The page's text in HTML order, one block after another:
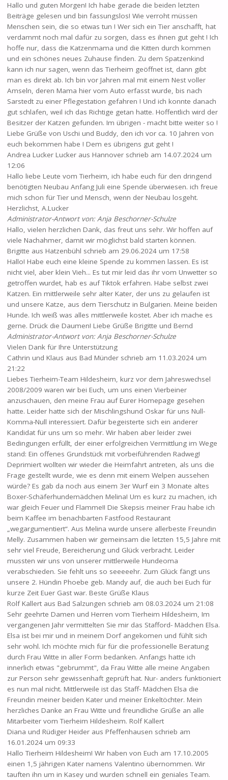
Hallo und guten Morgen! Ich habe gerade die beiden letzten
Beiträge gelesen und bin fassungslos! Wie verroht müssen
Menschen sein, die so etwas tun ! Wer sich ein Tier anschafft, hat
verdammt noch mal dafür zu sorgen, dass es ihnen gut geht ! Ich
hoffe nur, dass die Katzenmama und die Kitten durch kommen
und ein schönes neues Zuhause finden. Zu dem Spatzenkind
kann ich nur sagen, wenn das Tierheim geöffnet ist, dann gibt
man es direkt ab. Ich bin vor Jahren mal mit einem Nest voller
Amseln, deren Mama hier vom Auto erfasst wurde, bis nach
Sarstedt zu einer Pflegestation gefahren ! Und ich konnte danach
gut schlafen, weil ich das Richtige getan hatte. Hoffentlich wird der
Besitzer der Katzen gefunden. Im übrigen - macht bitte weiter so !
Liebe Grüße von Uschi und Buddy, den ich vor ca. 10 Jahren von
euch bekommen habe ! Dem es übrigens gut geht !
Andrea Lucker Lucker aus Hannover schrieb am 14.07.2024 um
12:06
Hallo liebe Leute vom Tierheim, ich habe euch für den dringend
benötigten Neubau Anfang Juli eine Spende überwiesen. ich freue
mich schon für Tier und Mensch, wenn der Neubau losgeht.
Herzlichst, A.Lucker
Administrator-Antwort von: Anja Beschorner-Schulze
Hallo, vielen herzlichen Dank, das freut uns sehr. Wir hoffen auf
viele Nachahmer, damit wir möglichst bald starten können.
Brigitte aus Hatzenbühl schrieb am 29.06.2024 um 17:58
Hallo! Habe euch eine kleine Spende zu kommen lassen. Es ist
nicht viel, aber klein Vieh... Es tut mir leid das ihr vom Unwetter so
getroffen wurdet, hab es auf Tiktok erfahren. Habe selbst zwei
Katzen. Ein mittlerweile sehr alter Kater, der uns zu gelaufen ist
und unsere Katze, aus dem Tierschutz in Bulgarien. Meine beiden
Hunde. Ich weiß was alles mittlerweile kostet. Aber ich mache es
gerne. Drück die Daumen! Liebe Grüße Brigitte und Bernd
Administrator-Antwort von: Anja Beschorner-Schulze
Vielen Dank für Ihre Unterstützung
Cathrin und Klaus aus Bad Münder schrieb am 11.03.2024 um
21:22
Liebes Tierheim-Team Hildesheim, kurz vor dem Jahreswechsel
2008/2009 waren wir bei Euch, um uns einen Vierbeiner
anzuschauen, den meine Frau auf Eurer Homepage gesehen
hatte. Leider hatte sich der Mischlingshund Oskar für uns Null-
Komma-Null interessiert. Dafür begeisterte sich ein anderer
Kandidat für uns um so mehr. Wir haben aber leider zwei
Bedingungen erfüllt, der einer erfolgreichen Vermittlung im Wege
stand: Ein offenes Grundstück mit vorbeiführenden Radweg!
Deprimiert wollten wir wieder die Heimfahrt antreten, als uns die
Frage gestellt wurde, wie es denn mit einem Welpen aussehen
würde? Es gab da noch aus einem 3er Wurf ein 3 Monate altes
Boxer-Schäferhundemädchen Melina! Um es kurz zu machen, ich
war gleich Feuer und Flamme!! Die Skepsis meiner Frau habe ich
beim Kaffee im benachbarten Fastfood Restaurant
„wegargumentiert“. Aus Melina wurde unsere allerbeste Freundin
Melly. Zusammen haben wir gemeinsam die letzten 15,5 Jahre mit
sehr viel Freude, Bereicherung und Glück verbracht. Leider
mussten wir uns von unserer mittlerweile Hundeoma
verabschieden. Sie fehlt uns so seeeeehr. Zum Glück fängt uns
unsere 2. Hündin Phoebe geb. Mandy auf, die auch bei Euch für
kurze Zeit Euer Gast war. Beste Grüße Klaus
Rolf Kallert aus Bad Salzungen schrieb am 08.03.2024 um 21:08
Sehr geehrte Damen und Herren vom Tierheim Hildesheim, Im
vergangenen Jahr vermittelten Sie mir das Stafford- Mädchen Elsa.
Elsa ist bei mir und in meinem Dorf angekomen und fühlt sich
sehr wohl. Ich möchte mich für für die professionelle Beratung
durch Frau Witte in aller Form bedanken. Anfangs hatte ich
innerlich etwas "gebrummt", da Frau Witte alle meine Angaben
zur Person sehr gewissenhaft geprüft hat. Nur- anders funktioniert
es nun mal nicht. Mittlerweile ist das Staff- Mädchen Elsa die
Freundin meiner beiden Kater und meiner Enkeltöchter. Mein
herzliches Danke an Frau Witte und freundliche Grüße an alle
Mitarbeiter vom Tierheim Hildesheim. Rolf Kallert
Diana und Rüdiger Heider aus Pfeffenhausen schrieb am
16.01.2024 um 09:33
Hallo Tierheim Hildesheim! Wir haben von Euch am 17.10.2005
einen 1,5 jährigen Kater namens Valentino übernommen. Wir
tauften ihn um in Kasey und wurden schnell ein geniales Team.